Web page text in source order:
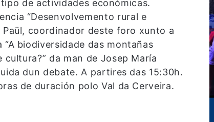
de actividades económicas.
“Desenvolvemento rural e
Paül, coordinador deste foro xunto a
biodiversidade das montañas
da man de Josep María
dun debate. A partires das 15:30h.
de duración polo Val da Cerveira.